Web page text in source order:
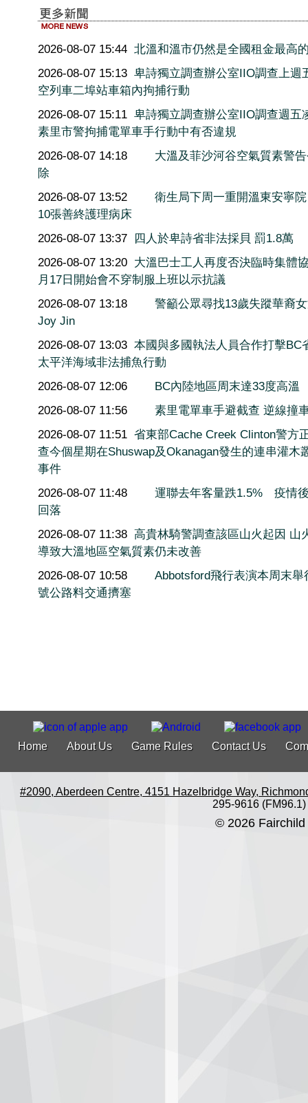
2026-08-07 15:44 北溫和溫市仍然是全國租金最高
2026-08-07 15:13 卑詩獨立調查辦公室IIO調查上週
空列車二埠站車箱內拘捕行動
2026-08-07 15:11 卑詩獨立調查辦公室IIO調查週五
素里市警拘捕電單車手行動中有否違規
2026-08-07 14:18
大溫及菲沙河谷空氣質素警
除
2026-08-07 13:52
衛生局下周一重開溫東安寧
10張善終護理病床
2026-08-07 13:37 四人於卑詩省非法採貝 罰1.8萬
2026-08-07 13:20 大溫巴士工人再度否決臨時集體
月17日開始會不穿制服上班以示抗議
2026-08-07 13:18
警籲公眾尋找13歲失蹤華裔
Joy Jin
2026-08-07 13:03 本國與多國執法人員合作打擊BC
太平洋海域非法捕魚行動
2026-08-07 12:06
BC內陸地區周末達33度高溫
2026-08-07 11:56
素里電單車手避截查 逆線撞
2026-08-07 11:51 省東部Cache Creek Clinton警方
查今個星期在Shuswap及Okanagan發生的連串灌木
事件
2026-08-07 11:48
運聯去年客量跌1.5% 疫情
回落
2026-08-07 11:38 高貴林騎警調查該區山火起因 山
導致大溫地區空氣質素仍未改善
2026-08-07 10:58
Abbotsford飛行表演本周末
號公路料交通擠塞
Home About Us Game Rules Contact Us
#2090, Aberdeen Centre, 4151 Hazelbridge Way,
295-9616 (FM96.1)
© 2026 Fairchild